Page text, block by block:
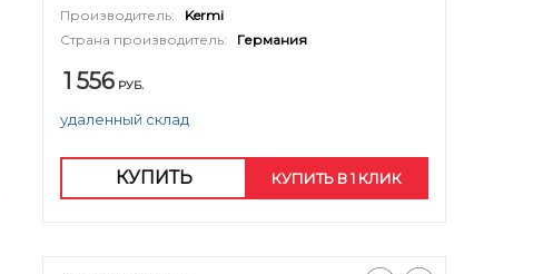
Производитель:
Kermi
Страна производитель:
Германия
1 556 РУБ.
удаленный склад
КУПИТЬ КУПИТЬ В 1 КЛИК